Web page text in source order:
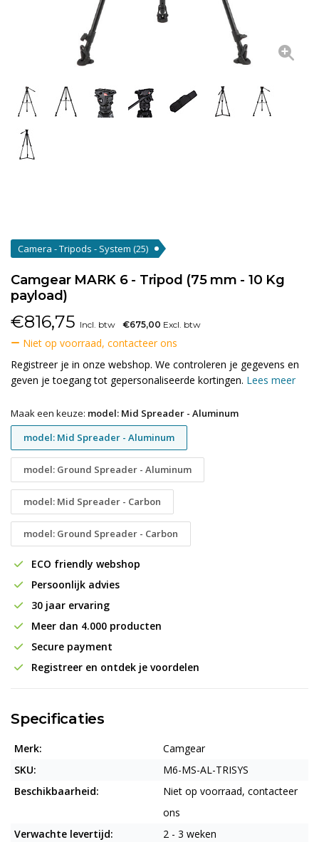
Camera - Tripods - System (25)
Camgear MARK 6 - Tripod (75 mm - 10 Kg
payload)
€816,75 Incl. btw €675,00 Excl. btw
Niet op voorraad, contacteer ons
Registreer je in onze webshop. We controleren je gegevens en
geven je toegang tot gepersonaliseerde kortingen. Lees meer
Maak een keuze: model: Mid Spreader - Aluminum
model: Mid Spreader - Aluminum
model: Ground Spreader - Aluminum
model: Mid Spreader - Carbon
model: Ground Spreader - Carbon
ECO friendly webshop
Persoonlijk advies
30 jaar ervaring
Meer dan 4.000 producten
Secure payment
Registreer en ontdek je voordelen
Specificaties
Merk:
Camgear
SKU:
M6-MS-AL-TRISYS
Beschikbaarheid:
Niet op voorraad, contacteer
ons
Verwachte levertijd:
2 - 3 weken